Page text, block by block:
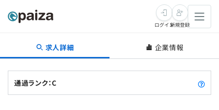
転職・キャリア
新卒就活
ログイン新規登録
求人詳細 企業情報
通過ランク：C